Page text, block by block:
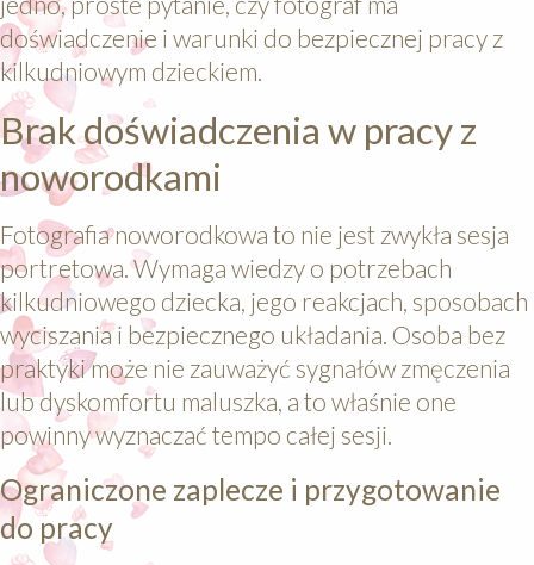
doświadczenie i warunki do bezpiecznej pracy z
kilkudniowym dzieckiem.
Brak doświadczenia w pracy z
noworodkami
Fotografia noworodkowa to nie jest zwykła sesja
portretowa. Wymaga wiedzy o potrzebach
kilkudniowego dziecka, jego reakcjach, sposobach
wyciszania i bezpiecznego układania. Osoba bez
praktyki może nie zauważyć sygnałów zmęczenia
lub dyskomfortu maluszka, a to właśnie one
powinny wyznaczać tempo całej sesji.
Ograniczone zaplecze i przygotowanie
do pracy